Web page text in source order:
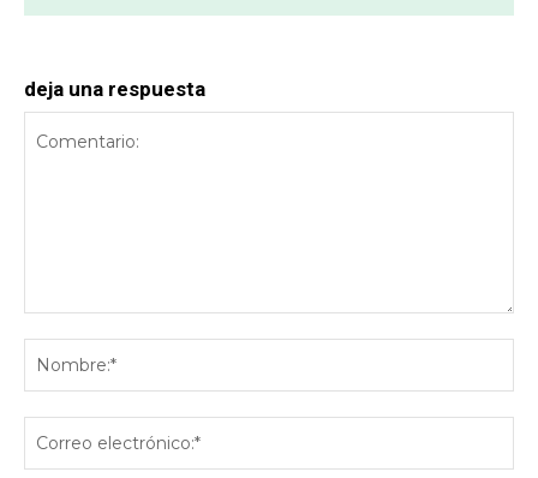
deja una respuesta